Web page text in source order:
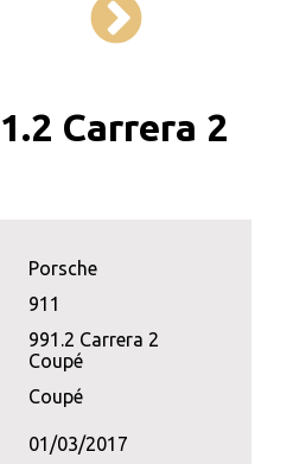
Carrera 2
Porsche
911
991.2 Carrera 2
Coupé
Coupé
01/03/2017